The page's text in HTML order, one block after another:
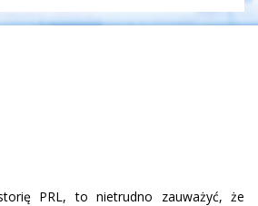
PRL, to nietrudno zauważyć, że